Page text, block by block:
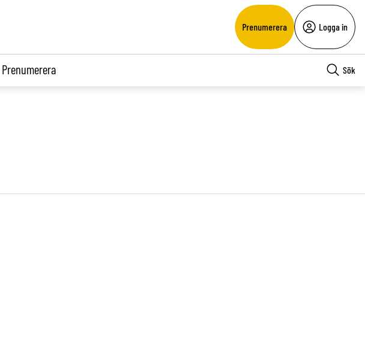
Prenumerera Logga in
Prenumerera Sök